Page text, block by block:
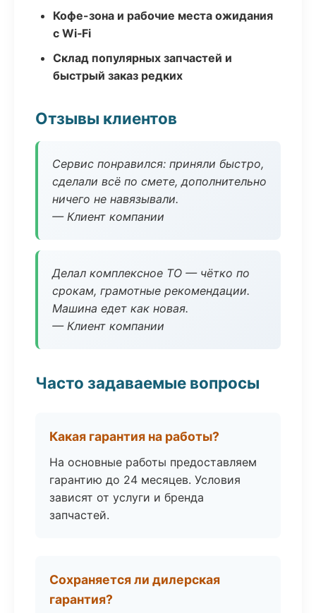
Кофе-зона и рабочие места ожидания
с Wi‑Fi
Склад популярных запчастей и
быстрый заказ редких
Отзывы клиентов
Сервис понравился: приняли быстро,
сделали всё по смете, дополнительно
ничего не навязывали.
— Клиент компании
Делал комплексное ТО — чётко по
срокам, грамотные рекомендации.
Машина едет как новая.
— Клиент компании
Часто задаваемые вопросы
Какая гарантия на работы?
На основные работы предоставляем
гарантию до 24 месяцев. Условия
зависят от услуги и бренда
запчастей.
Сохраняется ли дилерская
гарантия?